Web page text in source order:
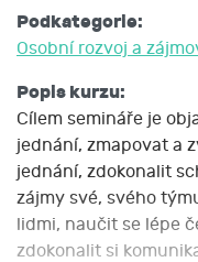
Podkategorie:
Osobní rozvoj a
Popis kurzu:
Cílem semináře je
jednání, zmapovat a
jednání, zdokonalit
zájmy své, svého
lidmi, naučit se lépe
zdokonalit si